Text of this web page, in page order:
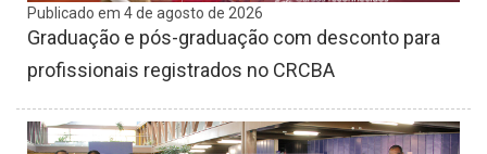
Publicado em 4 de agosto de 2026
Graduação e pós-graduação com desconto para
profissionais registrados no CRCBA